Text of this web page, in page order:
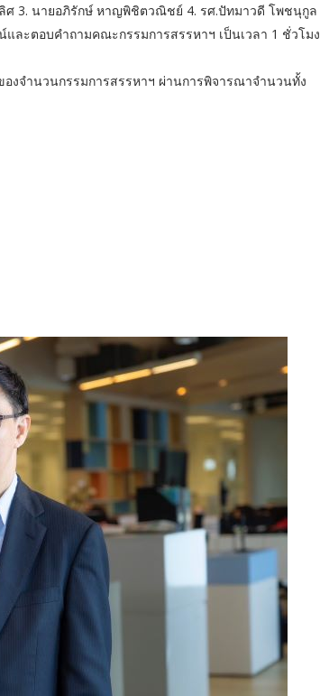
ศ 3. นายอภิรักษ์ หาญพิชิตวณิชย์ 4. รศ.ปัทมาวดี โพชนุกูล
ละตอบคำถามคณะกรรมการสรรหาฯ เป็นเวลา 1 ชั่วโมง
งจำนวนกรรมการสรรหาฯ ผ่านการพิจารณาจำนวนทั้ง